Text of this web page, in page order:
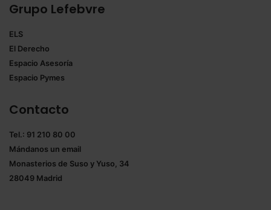
Grupo Lefebvre
ELS
El Derecho
Espacio Asesoría
Espacio Pymes
Contacto
Tel.: 91 210 80 00
Mándanos un email
Monasterios de Suso y Yuso, 34
28049 Madrid